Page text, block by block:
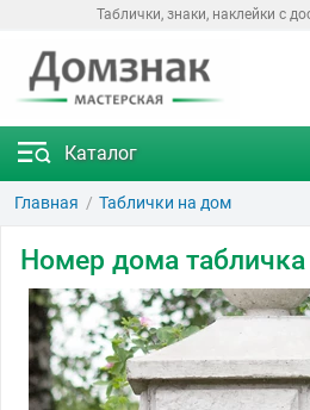
Таблички, знаки, наклейки с
Каталог
Главная Таблички на дом
Номер дома табличка